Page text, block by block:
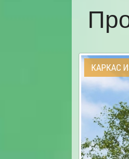
КАРКАС